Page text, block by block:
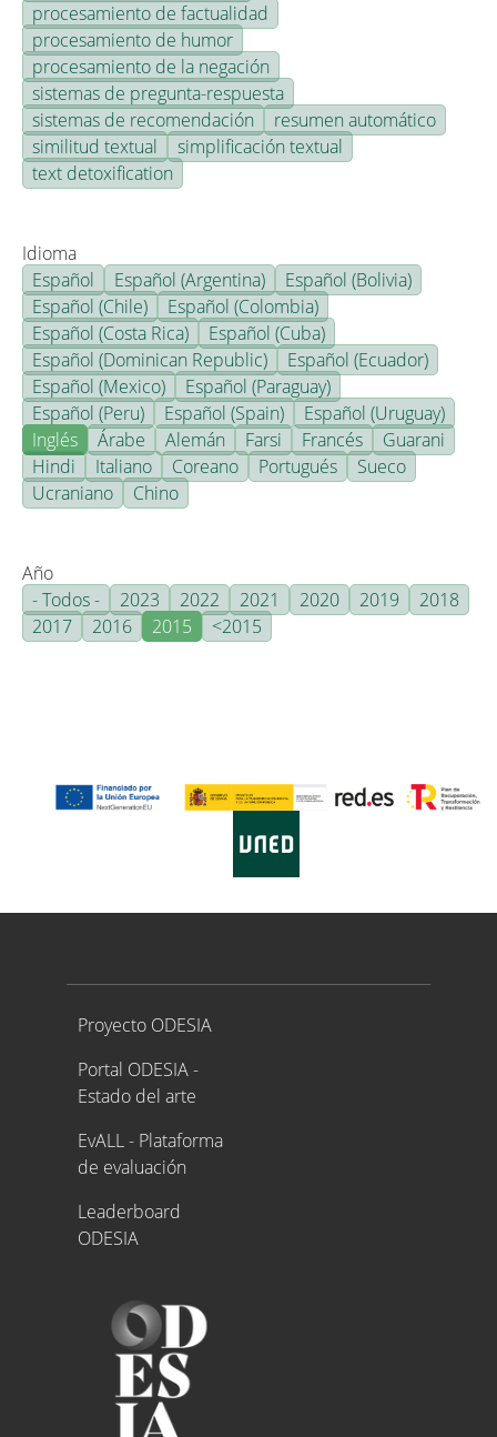
procesamiento de factualidad
procesamiento de humor
procesamiento de la negación
sistemas de pregunta-respuesta
sistemas de recomendación
resumen automático
similitud textual
simplificación textual
text detoxification
Idioma
Español
Español (Argentina)
Español (Bolivia)
Español (Chile)
Español (Colombia)
Español (Costa Rica)
Español (Cuba)
Español (Dominican Republic)
Español (Ecuador)
Español (Mexico)
Español (Paraguay)
Español (Peru)
Español (Spain)
Español (Uruguay)
Inglés
Árabe Alemán Farsi Francés
Guarani
Hindi
Italiano Coreano Portugués
Sueco
Ucraniano
Chino
Año
- Todos -
2023 2022 2021 2020 2019
2018
2017
2016 2015 <2015
Proyecto ODESIA
Proyecto ODESIA
Portal ODESIA -
Estado del arte
EvALL - Plataforma
de evaluación
Leaderboard
ODESIA